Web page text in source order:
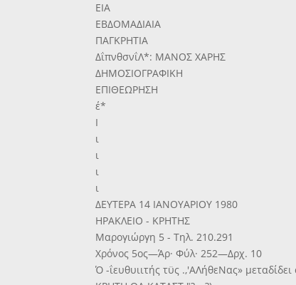
ΕΙΑ
ΕΒΔΟΜΑΔΙΑΙΑ
ΠΑΓΚΡΗΤΙΑ
ΔΐπνθσνΐΛ*: ΜΑΝΟΣ ΧΑΡΗΣ
ΔΗΜΟΣΙΟΓΡΑΦΙΚΗ
ΕΠΙΘΕΩΡΗΣΗ
έ*
Ι
ι
ι
ι
ι
ΔΕΥΤΕΡΑ 14 ΙΑΝΟΥΑΡΙΟΥ 1980
ΗΡΑΚΛΕΙΟ - ΚΡΗΤΗΣ
Μαρογιώργη 5 - Τηλ. 210.291
Χρόνος 5ος—Άρ· Φύλ· 252—Δρχ. 10
Ό -ΐευθυιιτής τϋς .,'ΑΛήθεΝας»